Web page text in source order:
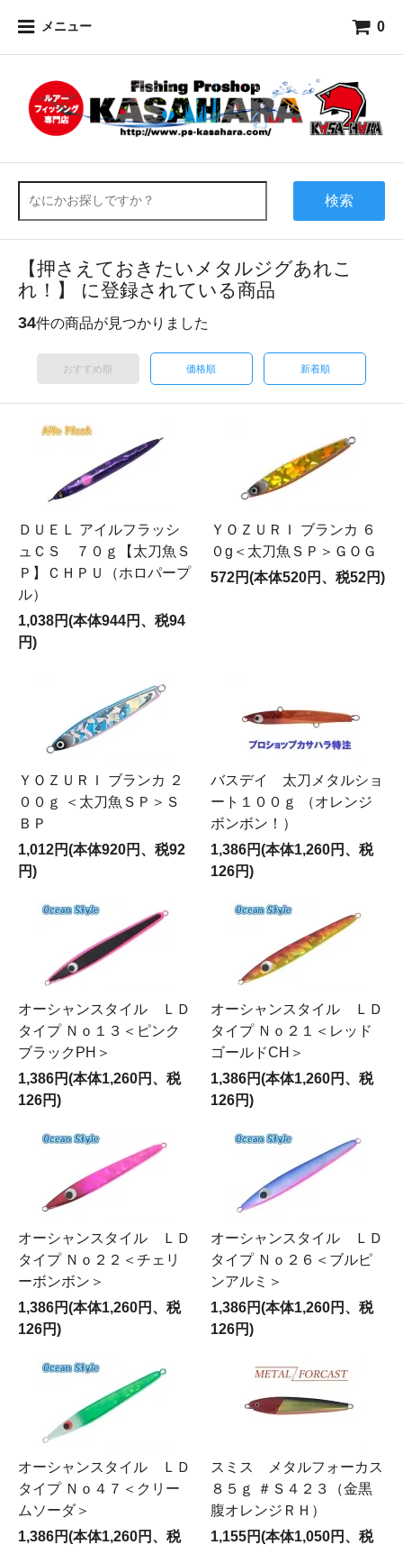
メニュー 0
検索
【押さえておきたいメタルジグあれこ
れ！】 に登録されている商品
34件の商品が見つかりました
おすすめ順 価格順 新着順
ＤＵＥＬ アイルフラッシ
ュＣＳ ７０ｇ【太刀魚Ｓ
Ｐ】ＣＨＰＵ（ホロパープ
ル）
1,038円(本体944円、税94
円)
ＹＯＺＵＲＩ ブランカ ６
０g＜太刀魚ＳＰ＞ＧＯＧ
572円(本体520円、税52円)
ＹＯＺＵＲＩ ブランカ ２
００ｇ ＜太刀魚ＳＰ＞Ｓ
ＢＰ
1,012円(本体920円、税92
円)
バスデイ 太刀メタルショ
ート１００ｇ （オレンジ
ボンボン！）
1,386円(本体1,260円、税
126円)
オーシャンスタイル ＬＤ
タイプ Ｎｏ１３＜ピンク
ブラックPH＞
1,386円(本体1,260円、税
126円)
オーシャンスタイル ＬＤ
タイプ Ｎｏ２１＜レッド
ゴールドCH＞
1,386円(本体1,260円、税
126円)
オーシャンスタイル ＬＤ
タイプ Ｎｏ２２＜チェリ
ーボンボン＞
1,386円(本体1,260円、税
126円)
オーシャンスタイル ＬＤ
タイプ Ｎｏ２６＜ブルピ
ンアルミ＞
1,386円(本体1,260円、税
126円)
オーシャンスタイル ＬＤ
タイプ Ｎｏ４７＜クリー
ムソーダ＞
1,386円(本体1,260円、税
スミス メタルフォーカス
８５ｇ ＃Ｓ４２３（金黒
腹オレンジＲＨ）
1,155円(本体1,050円、税